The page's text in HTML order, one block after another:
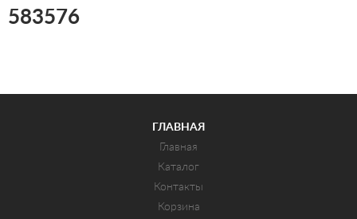
583576
ГЛАВНАЯ
Главная
Каталог
Контакты
Корзина